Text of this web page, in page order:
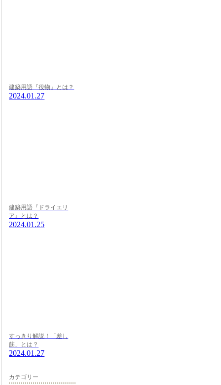
建築用語『役物』とは？
2024.01.27
建築用語『ドライエリ
ア』とは？
2024.01.25
すっきり解説！「差し
筋」とは？
2024.01.27
カテゴリー